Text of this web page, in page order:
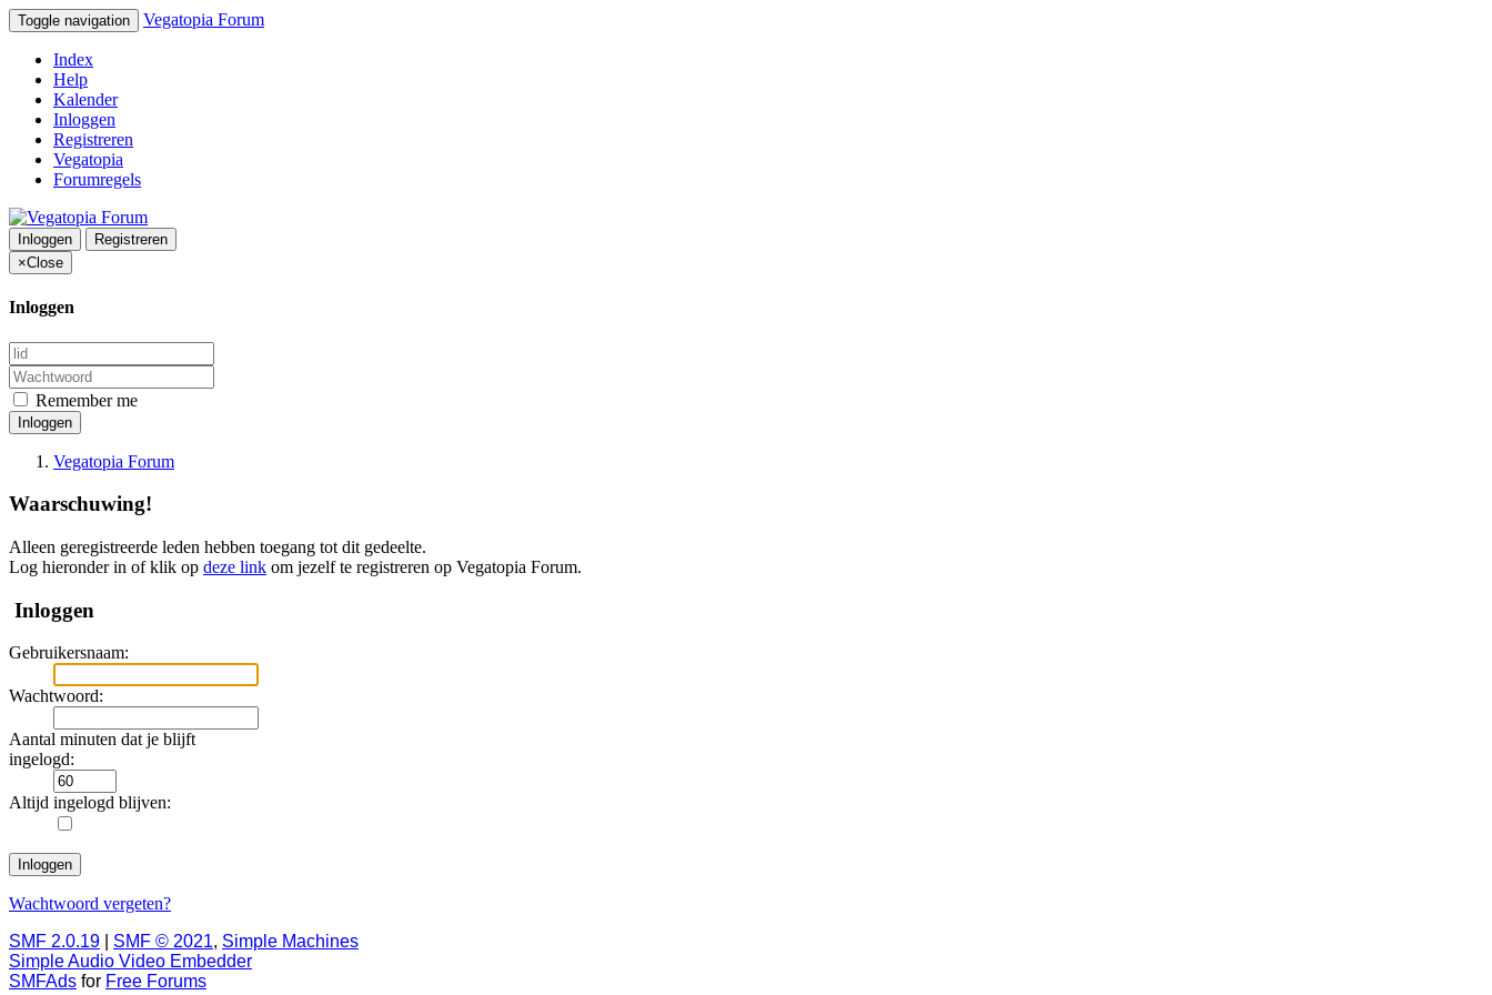
Toggle navigation Vegatopia Forum
Index
Help
Kalender
Inloggen
Registreren
Vegatopia
Forumregels
Inloggen
Registreren
×Close
Inloggen
Remember me
Inloggen
Vegatopia Forum
Waarschuwing!
Alleen geregistreerde leden hebben toegang tot dit gedeelte.
Log hieronder in of klik op deze link om jezelf te registreren op Vegatopia Forum.
Inloggen
Gebruikersnaam:
Wachtwoord:
Aantal minuten dat je blijft
ingelogd:
Altijd ingelogd blijven:
Wachtwoord vergeten?
SMF 2.0.19
SMF © 2021, Simple Machines
Simple Audio Video Embedder
SMFAds for Free Forums